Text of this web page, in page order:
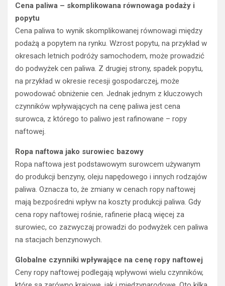
Cena paliwa – skomplikowana równowaga podaży i
popytu
Cena paliwa to wynik skomplikowanej równowagi między
podażą a popytem na rynku. Wzrost popytu, na przykład w
okresach letnich podróży samochodem, może prowadzić
do podwyżek cen paliwa. Z drugiej strony, spadek popytu,
na przykład w okresie recesji gospodarczej, może
powodować obniżenie cen. Jednak jednym z kluczowych
czynników wpływających na cenę paliwa jest cena
surowca, z którego to paliwo jest rafinowane – ropy
naftowej.
Ropa naftowa jako surowiec bazowy
Ropa naftowa jest podstawowym surowcem używanym
do produkcji benzyny, oleju napędowego i innych rodzajów
paliwa. Oznacza to, że zmiany w cenach ropy naftowej
mają bezpośredni wpływ na koszty produkcji paliwa. Gdy
cena ropy naftowej rośnie, rafinerie płacą więcej za
surowiec, co zazwyczaj prowadzi do podwyżek cen paliwa
na stacjach benzynowych.
Globalne czynniki wpływające na cenę ropy naftowej
Ceny ropy naftowej podlegają wpływowi wielu czynników,